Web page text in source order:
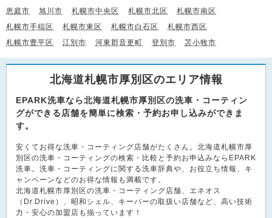
恵庭市
旭川市 札幌市中央区 札幌市北区
札幌市南区
札幌市手稲区
札幌市東区 札幌市白石区
札幌市西区
札幌市豊平区
江別市 河東郡音更町 登別市 苫小牧市
北海道札幌市厚別区のエリア情報
EPARK洗車なら北海道札幌市厚別区の洗車・コーティン
グができる店舗を簡単に検索・予約お申し込みができま
す。
安くてお得な洗車・コーティング店舗がたくさん。北海道札幌市厚
別区の洗車・コーティングの検索・比較と予約お申込みならEPARK
洗車。洗車・コーティングに関する洗車辞典や、お役立ち情報、キ
ャンペーンなどのお得な情報も満載です。
北海道札幌市厚別区の洗車・コーティング店舗、エネオス
（Dr.Drive）、昭和シェル、キーパーの取扱い店舗など、高い技術
力・安心の加盟店も揃っています！